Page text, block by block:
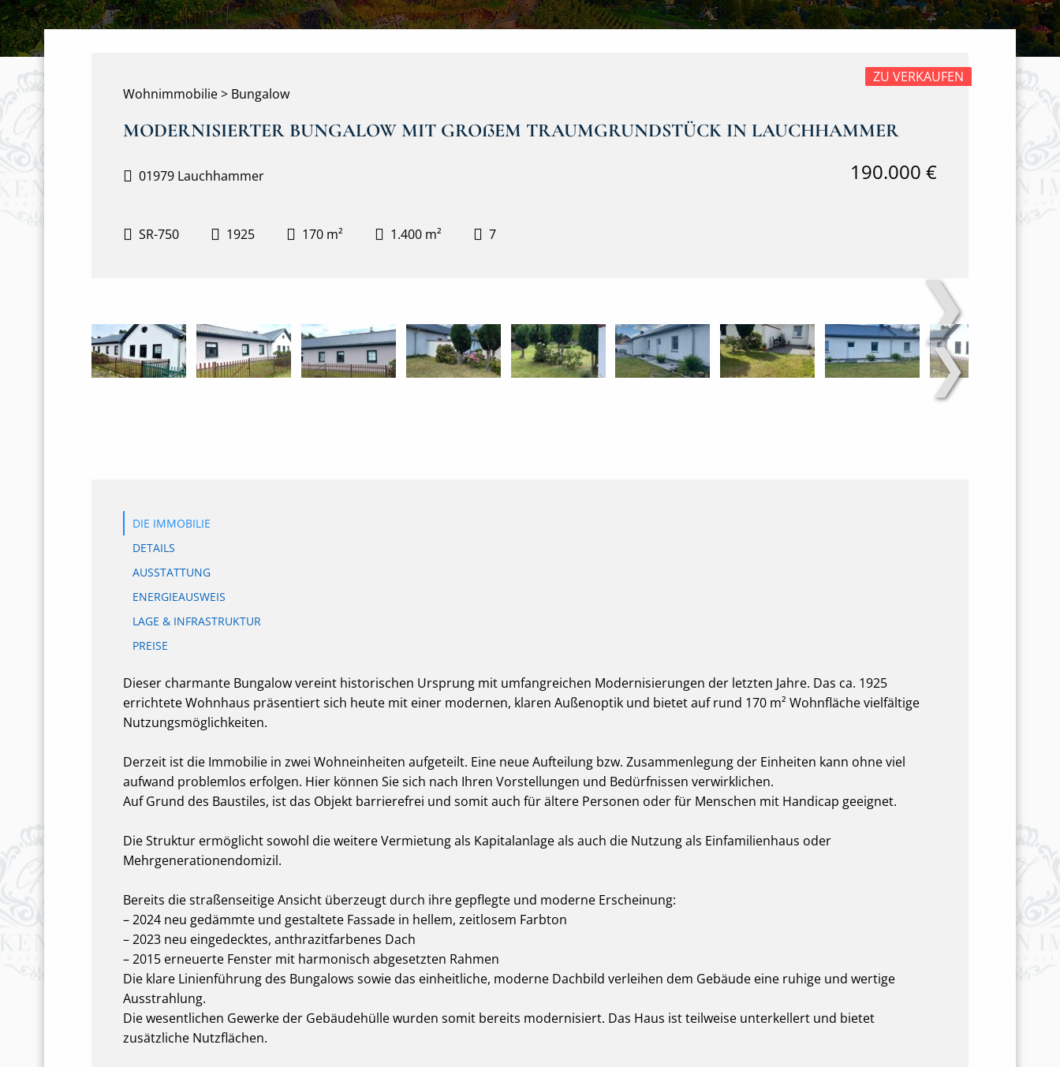
Wohnimmobilie > Bungalow
ZU VERKAUFEN
MODERNISIERTER BUNGALOW MIT GROßEM TRAUMGRUNDSTÜCK IN LAUCHHAMMER
01979 Lauchhammer 190.000 €
SR-750 1925 170 m² 1.400 m² 7
❯
❯
DIE IMMOBILIE
DETAILS
AUSSTATTUNG
ENERGIEAUSWEIS
LAGE & INFRASTRUKTUR
PREISE
Dieser charmante Bungalow vereint historischen Ursprung mit umfangreichen Modernisierungen der letzten Jahre. Das ca. 1925
errichtete Wohnhaus präsentiert sich heute mit einer modernen, klaren Außenoptik und bietet auf rund 170 m² Wohnfläche vielfältige
Nutzungsmöglichkeiten.
Derzeit ist die Immobilie in zwei Wohneinheiten aufgeteilt. Eine neue Aufteilung bzw. Zusammenlegung der Einheiten kann ohne viel
aufwand problemlos erfolgen. Hier können Sie sich nach Ihren Vorstellungen und Bedürfnissen verwirklichen.
Auf Grund des Baustiles, ist das Objekt barrierefrei und somit auch für ältere Personen oder für Menschen mit Handicap geeignet.
Die Struktur ermöglicht sowohl die weitere Vermietung als Kapitalanlage als auch die Nutzung als Einfamilienhaus oder
Mehrgenerationendomizil.
Bereits die straßenseitige Ansicht überzeugt durch ihre gepflegte und moderne Erscheinung:
– 2024 neu gedämmte und gestaltete Fassade in hellem, zeitlosem Farbton
– 2023 neu eingedecktes, anthrazitfarbenes Dach
– 2015 erneuerte Fenster mit harmonisch abgesetzten Rahmen
Die klare Linienführung des Bungalows sowie das einheitliche, moderne Dachbild verleihen dem Gebäude eine ruhige und wertige
Ausstrahlung.
Die wesentlichen Gewerke der Gebäudehülle wurden somit bereits modernisiert. Das Haus ist teilweise unterkellert und bietet
zusätzliche Nutzflächen.